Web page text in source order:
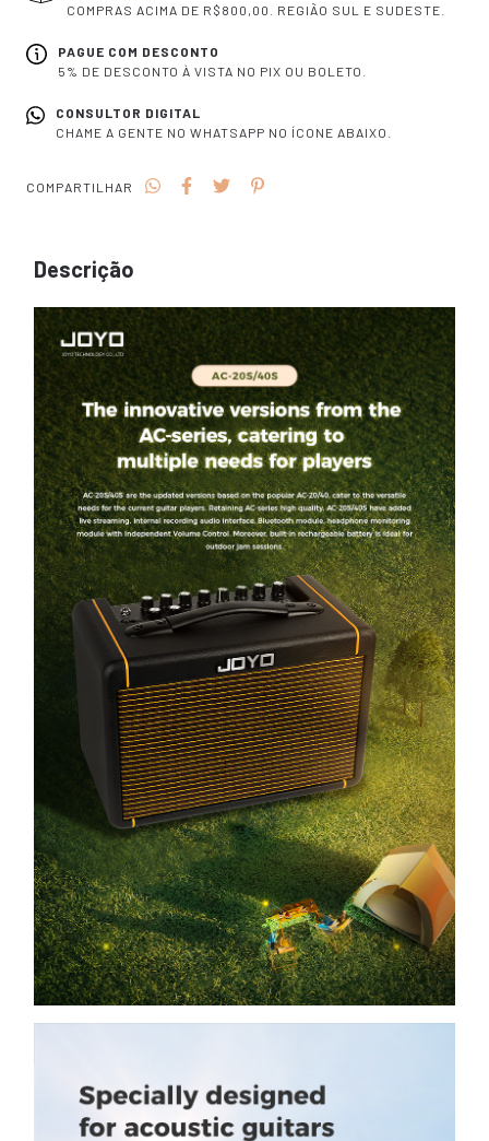
COMPRAS ACIMA DE R$800,00. REGIÃO SUL E SUDESTE.
PAGUE COM DESCONTO
5% DE DESCONTO À VISTA NO PIX OU BOLETO.
CONSULTOR DIGITAL
CHAME A GENTE NO WHATSAPP NO ÍCONE ABAIXO.
COMPARTILHAR
Descrição